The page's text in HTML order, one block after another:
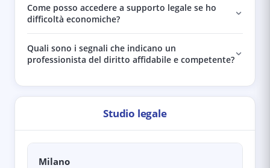
Come posso accedere a supporto legale se ho
difficoltà economiche?
Quali sono i segnali che indicano un
professionista del diritto affidabile e competente?
Studio legale
Milano